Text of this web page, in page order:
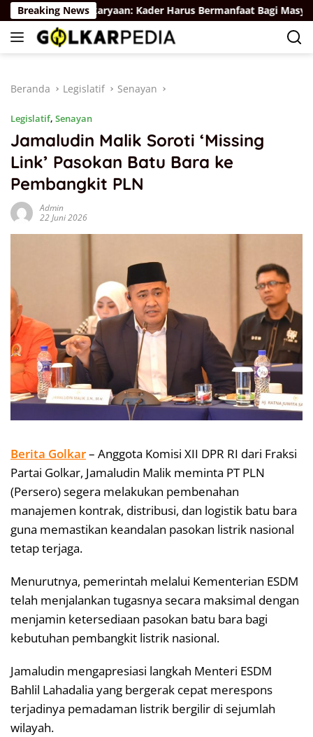
Langsung
ke
konten
Breaking News
Karya Kekaryaan: Kader Harus Bermanfaat Bagi Masyarakat
Beranda Legislatif Senayan
Legislatif, Senayan
Jamaludin Malik Soroti ‘Missing
Link’ Pasokan Batu Bara ke
Pembangkit PLN
Admin
22 Juni 2026
Berita Golkar– Anggota Komisi XII DPR RI dari Fraksi
Partai Golkar, Jamaludin Malik meminta PT PLN
(Persero) segera melakukan pembenahan
manajemen kontrak, distribusi, dan logistik batu bara
guna memastikan keandalan pasokan listrik nasional
tetap terjaga.
Menurutnya, pemerintah melalui Kementerian ESDM
telah menjalankan tugasnya secara maksimal dengan
menjamin ketersediaan pasokan batu bara bagi
kebutuhan pembangkit listrik nasional.
Jamaludin mengapresiasi langkah Menteri ESDM
Bahlil Lahadalia yang bergerak cepat merespons
terjadinya pemadaman listrik bergilir di sejumlah
wilayah.